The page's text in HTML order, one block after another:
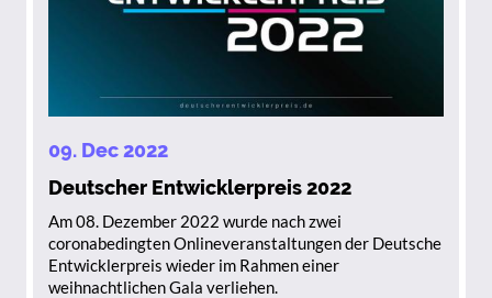
09. Dec 2022
Deutscher Entwicklerpreis 2022
Am 08. Dezember 2022 wurde nach zwei
coronabedingten Onlineveranstaltungen der Deutsche
Entwicklerpreis wieder im Rahmen einer
weihnachtlichen Gala verliehen.